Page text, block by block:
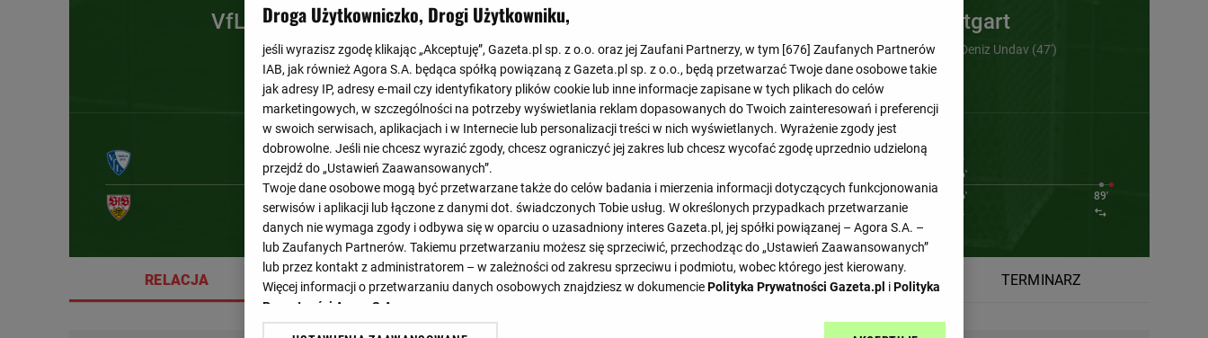
VfL Bochum VfB Stuttgart
Philipp Strompf (12') , Deniz Undav (47')
12'
76'
47'
61'61' 76' 89'
RELACJA SZCZEGÓŁY SKŁADY STATYSTYKI TERMINARZ
Droga Użytkowniczko, Drogi Użytkowniku,
jeśli wyrazisz zgodę klikając „Akceptuję”, Gazeta.pl sp. z o.o. oraz jej Zaufani Partnerzy, w tym [676] Zaufanych Partnerów
IAB, jak również Agora S.A. będąca spółką powiązaną z Gazeta.pl sp. z o.o., będą przetwarzać Twoje dane osobowe takie
jak adresy IP, adresy e-mail czy identyfikatory plików cookie lub inne informacje zapisane w tych plikach do celów
marketingowych, w szczególności na potrzeby wyświetlania reklam dopasowanych do Twoich zainteresowań i preferencji
w swoich serwisach, aplikacjach i w Internecie lub personalizacji treści w nich wyświetlanych. Wyrażenie zgody jest
dobrowolne. Jeśli nie chcesz wyrazić zgody, chcesz ograniczyć jej zakres lub chcesz wycofać zgodę uprzednio udzieloną
przejdź do „Ustawień Zaawansowanych”.
Twoje dane osobowe mogą być przetwarzane także do celów badania i mierzenia informacji dotyczących funkcjonowania
serwisów i aplikacji lub łączone z danymi dot. świadczonych Tobie usług. W określonych przypadkach przetwarzanie
danych nie wymaga zgody i odbywa się w oparciu o uzasadniony interes Gazeta.pl, jej spółki powiązanej – Agora S.A. –
lub Zaufanych Partnerów. Takiemu przetwarzaniu możesz się sprzeciwić, przechodząc do „Ustawień Zaawansowanych”
lub przez kontakt z administratorem – w zależności od zakresu sprzeciwu i podmiotu, wobec którego jest kierowany.
Więcej informacji o przetwarzaniu danych osobowych znajdziesz w dokumenciePolityka Prywatności Gazeta.pl iPolityka
Prywatności Agora S.A.